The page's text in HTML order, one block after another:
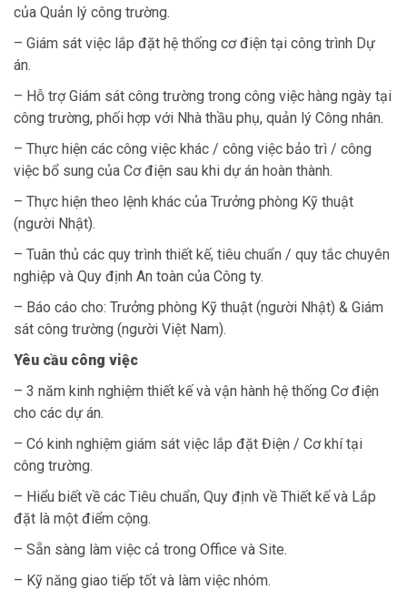
của Quản lý công trường.
– Giám sát việc lắp đặt hệ thống cơ điện tại công trình Dự
án.
– Hỗ trợ Giám sát công trường trong công việc hàng ngày tại
công trường, phối hợp với Nhà thầu phụ, quản lý Công nhân.
– Thực hiện các công việc khác / công việc bảo trì / công
việc bổ sung của Cơ điện sau khi dự án hoàn thành.
– Thực hiện theo lệnh khác của Trưởng phòng Kỹ thuật
(người Nhật).
– Tuân thủ các quy trình thiết kế, tiêu chuẩn / quy tắc chuyên
nghiệp và Quy định An toàn của Công ty.
– Báo cáo cho: Trưởng phòng Kỹ thuật (người Nhật) & Giám
sát công trường (người Việt Nam).
Yêu cầu công việc
– 3 năm kinh nghiệm thiết kế và vận hành hệ thống Cơ điện
cho các dự án.
– Có kinh nghiệm giám sát việc lắp đặt Điện / Cơ khí tại
công trường.
– Hiểu biết về các Tiêu chuẩn, Quy định về Thiết kế và Lắp
đặt là một điểm cộng.
– Sẵn sàng làm việc cả trong Office và Site.
– Kỹ năng giao tiếp tốt và làm việc nhóm.